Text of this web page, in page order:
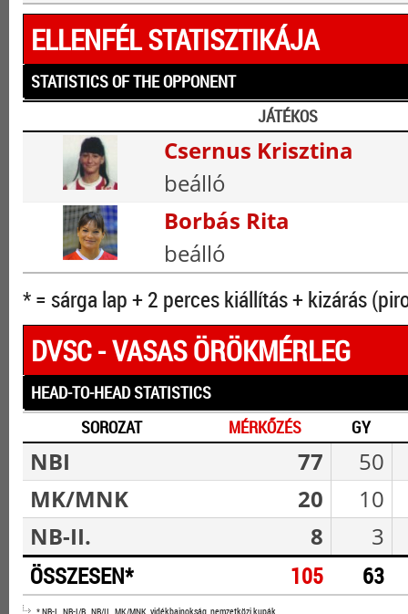
ELLENFÉL STATISZTIKÁJA
STATISTICS OF THE OPPONENT
JÁTÉKOS
Csernus Krisztina
beálló
Borbás Rita
beálló
* = sárga lap + 2 perces kiállítás + kizárás
DVSC - VASAS ÖRÖKMÉRLEG
HEAD-TO-HEAD STATISTICS
SOROZAT
MÉRKŐZÉS GY
NBI 77
50
MK/MNK
20
10
NB-II.
8 3
ÖSSZESEN* 105 63
* NB-I., NB-I/B., NB/II., MK/MNK, vidékbajnokság, nemzetközi kupák